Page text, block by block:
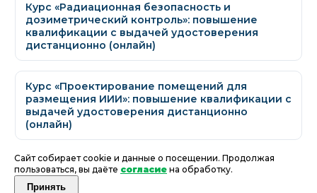
Курс «Радиационная безопасность и
дозиметрический контроль»: повышение
квалификации с выдачей удостоверения
дистанционно (онлайн)
Курс «Проектирование помещений для
размещения ИИИ»: повышение квалификации с
выдачей удостоверения дистанционно
(онлайн)
Сайт собирает cookie и данные о посещении. Продолжая
пользоваться, вы даёте согласие на обработку.
Принять